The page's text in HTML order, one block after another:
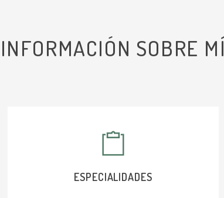
INFORMACIÓN SOBRE MÍ
ESPECIALIDADES